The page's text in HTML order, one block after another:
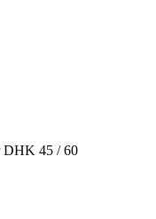
DHK 45 / 60